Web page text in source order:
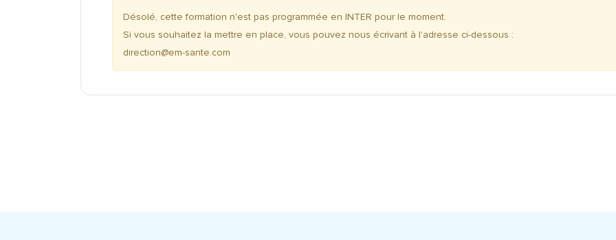
Désolé, cette formation n'est pas programmée en INTER pour le moment.
Si vous souhaitez la mettre en place, vous pouvez nous écrivant à l'adresse ci-dessous :
direction@em-sante.com